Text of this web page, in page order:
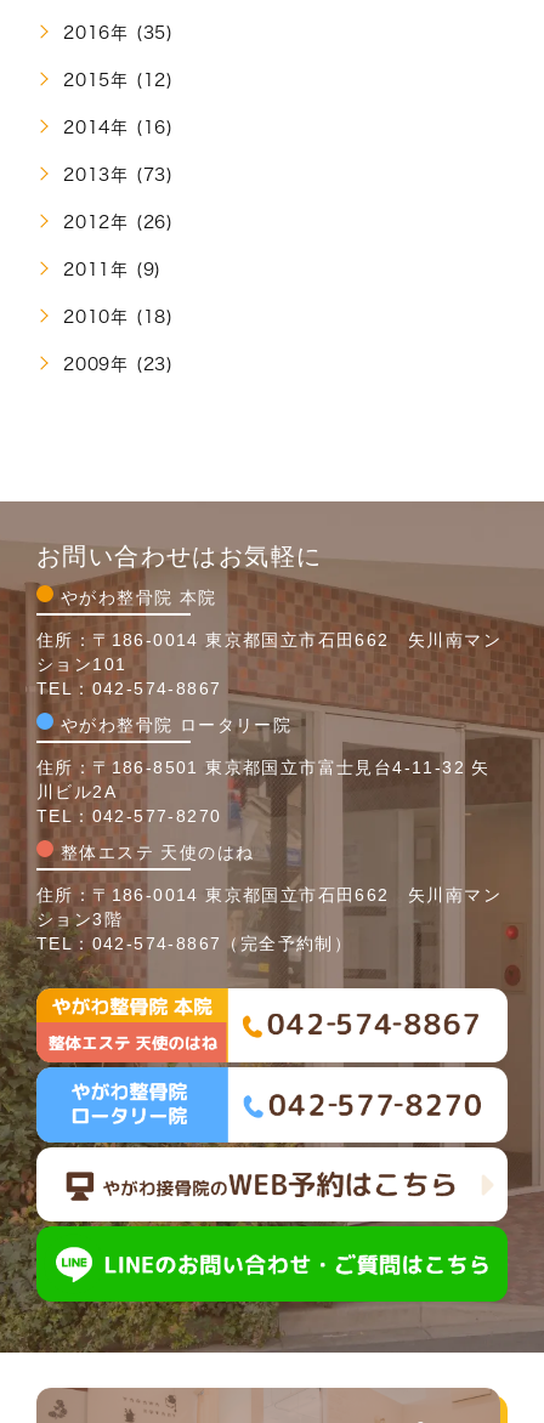
2016年 (35)
2015年 (12)
2014年 (16)
2013年 (73)
2012年 (26)
2011年 (9)
2010年 (18)
2009年 (23)
お問い合わせはお気軽に
やがわ整骨院 本院
住所：〒186-0014 東京都国立市石田662 矢川南マン
ション101
TEL： 042-574-8867
やがわ整骨院 ロータリー院
住所：〒186-8501 東京都国立市富士見台4-11-32 矢
川ビル2A
TEL： 042-577-8270
整体エステ 天使のはね
住所：〒186-0014 東京都国立市石田662 矢川南マン
ション3階
TEL： 042-574-8867 （完全予約制）